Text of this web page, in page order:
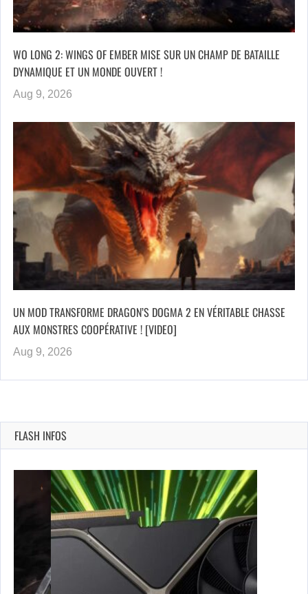
WO LONG 2: WINGS OF EMBER MISE SUR UN CHAMP DE BATAILLE
DYNAMIQUE ET UN MONDE OUVERT !
Aug 9, 2026
UN MOD TRANSFORME DRAGON’S DOGMA 2 EN VÉRITABLE CHASSE
AUX MONSTRES COOPÉRATIVE ! [VIDEO]
Aug 9, 2026
FLASH INFOS